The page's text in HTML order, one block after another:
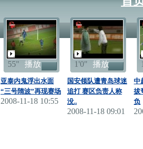
55" 播放
亚泰内鬼浮出水面
“三号隋波”再现赛场
2008-11-18 10:55
1'0" 播放
国安领队遭青岛球迷
追打 赛区负责人称
没..
2008-11-18 09:01
中
拔
负